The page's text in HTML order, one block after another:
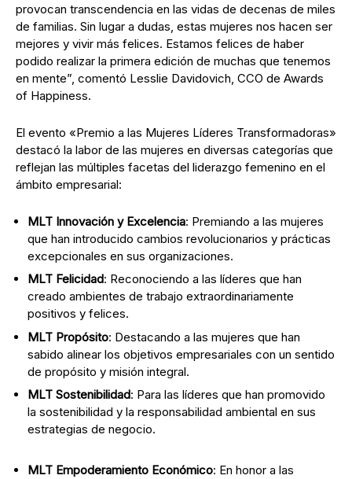
provocan transcendencia en las vidas de decenas de miles
de familias. Sin lugar a dudas, estas mujeres nos hacen ser
mejores y vivir más felices. Estamos felices de haber
podido realizar la primera edición de muchas que tenemos
en mente”, comentó Lesslie Davidovich, CCO de Awards
of Happiness.
El evento «Premio a las Mujeres Líderes Transformadoras»
destacó la labor de las mujeres en diversas categorías que
reflejan las múltiples facetas del liderazgo femenino en el
ámbito empresarial:
MLT Innovación y Excelencia: Premiando a las mujeres
que han introducido cambios revolucionarios y prácticas
excepcionales en sus organizaciones.
MLT Felicidad: Reconociendo a las líderes que han
creado ambientes de trabajo extraordinariamente
positivos y felices.
MLT Propósito: Destacando a las mujeres que han
sabido alinear los objetivos empresariales con un sentido
de propósito y misión integral.
MLT Sostenibilidad: Para las líderes que han promovido
la sostenibilidad y la responsabilidad ambiental en sus
estrategias de negocio.
MLT Empoderamiento Económico: En honor a las